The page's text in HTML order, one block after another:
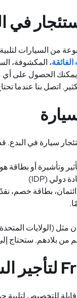
في
من السيارات
، المكشوفة،
يمكنك الحصول على
اتصل بنا عندما
سيارة في البدع.
وتأشيرة أو بطاقة
دولي (IDP
)
بطاقة خصم،
(الولايات المتحدة
من بلادهم. ستحتاج
لتأجير
قابلة للتخصيص